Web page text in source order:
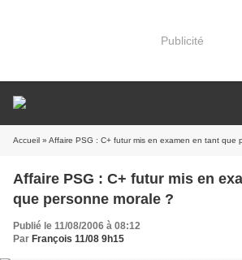
Publicité
Accueil » Affaire PSG : C+ futur mis en examen en tant que
Affaire PSG : C+ futur mis en
que personne morale ?
Publié le 11/08/2006 à 08:12
Par François 11/08 9h15